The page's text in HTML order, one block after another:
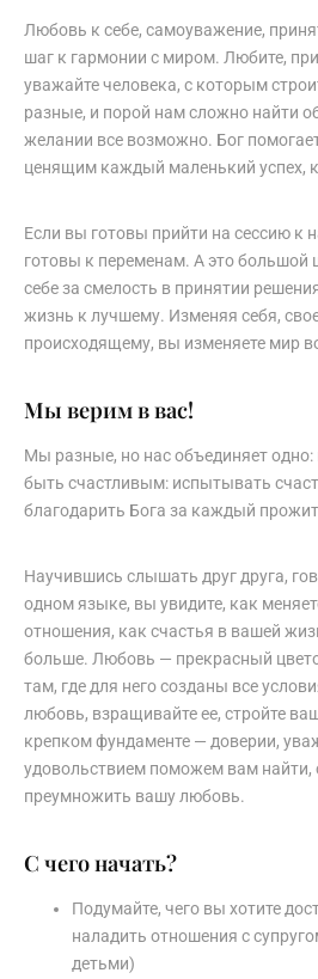
Любовь к себе, самоуважение,
шаг к гармонии с миром. Любите,
уважайте человека, с которым
разные, и порой нам сложно найти
желании все возможно. Бог
ценящим каждый маленький успех,
Если вы готовы прийти на сессию к
готовы к переменам. А это большой
себе за смелость в принятии
жизнь к лучшему. Изменяя себя,
происходящему, вы изменяете мир
Мы верим в вас!
Мы разные, но нас объединяет
быть счастливым: испытывать
благодарить Бога за каждый
Научившись слышать друг друга,
одном языке, вы увидите, как
отношения, как счастья в вашей
больше. Любовь — прекрасный
там, где для него созданы все
любовь, взращивайте ее, стройте
крепком фундаменте — доверии,
удовольствием поможем вам найти,
преумножить вашу любовь.
С чего начать?
Подумайте, чего вы хотите
наладить отношения с
детьми)